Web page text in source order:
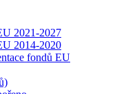
2021-2027
2014-2020
fondů EU